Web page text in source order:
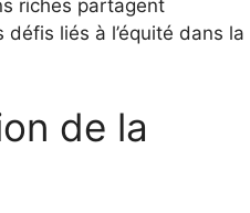
riches partagent
liés à l’équité dans la
de la